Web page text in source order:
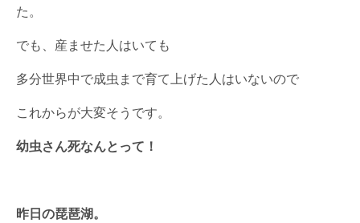
た。
でも、産ませた人はいても
多分世界中で成虫まで育て上げた人はいないので
これからが大変そうです。
幼虫さん死なんとって！
昨日の琵琶湖。